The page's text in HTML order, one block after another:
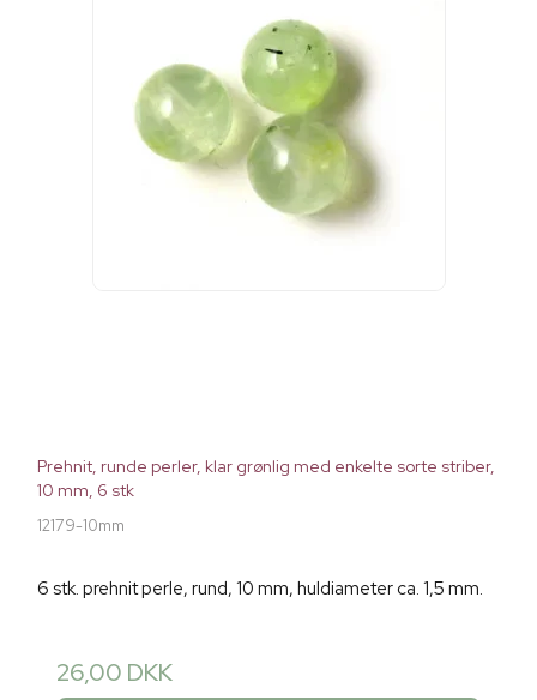
Prehnit, runde perler, klar grønlig med enkelte sorte striber,
10 mm, 6 stk
12179-10mm
6 stk. prehnit perle, rund, 10 mm, huldiameter ca. 1,5 mm.
26,00 DKK